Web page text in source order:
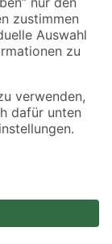
sind unter
beziehen
hier